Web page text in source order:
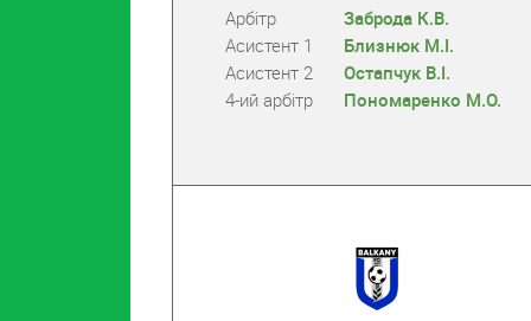
Арбітр
Заброда К.В.
Асистент 1
Близнюк М.І.
Асистент 2
Остапчук В.І.
4-ий арбітр
Пономаренко М.О.